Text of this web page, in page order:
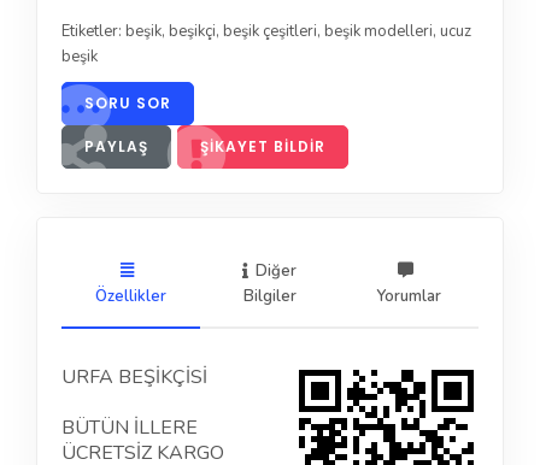
Etiketler: beşik, beşikçi, beşik çeşitleri, beşik modelleri, ucuz
beşik
SORU SOR
PAYLAŞ ŞIKAYET BILDIR
Özellikler
Diğer
Bilgiler
Yorumlar
URFA BEŞİKÇİSİ
BÜTÜN İLLERE
ÜCRETSİZ KARGO